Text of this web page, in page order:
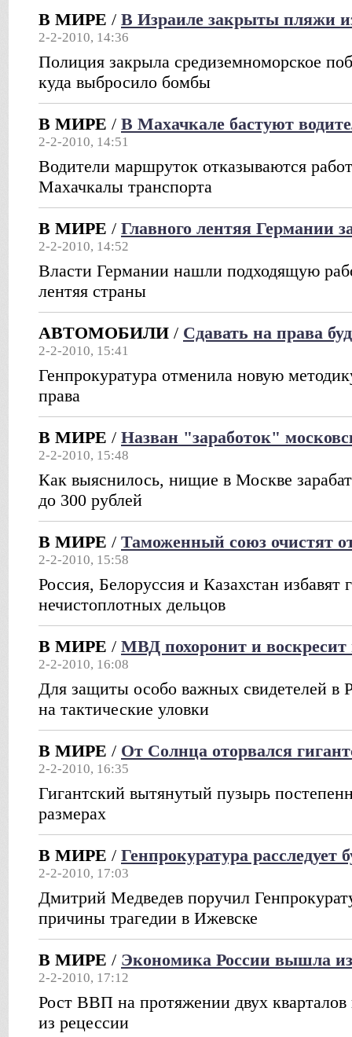
В МИРЕ / В Израиле закрыты пляжи
2-2-2010, 14:36
Полиция закрыла средиземноморское
куда выбросило бомбы
В МИРЕ / В Махачкале бастуют
2-2-2010, 14:51
Водители маршруток отказываются
Махачкалы транспорта
В МИРЕ / Главного лентяя Германии
2-2-2010, 14:52
Власти Германии нашли подходящую
лентяя страны
АВТОМОБИЛИ / Сдавать на права
2-2-2010, 15:41
Генпрокуратура отменила новую
права
В МИРЕ / Назван "заработок"
2-2-2010, 15:48
Как выяснилось, нищие в Москве
до 300 рублей
В МИРЕ / Таможенный союз очистят
2-2-2010, 15:58
Россия, Белоруссия и Казахстан избавят
нечистоплотных дельцов
В МИРЕ / МВД похоронит и
2-2-2010, 16:08
Для защиты особо важных свидетелей в
на тактические уловки
В МИРЕ / От Солнца оторвался
2-2-2010, 16:35
Гигантский вытянутый пузырь
размерах
В МИРЕ / Генпрокуратура расследует
2-2-2010, 17:03
Дмитрий Медведев поручил
причины трагедии в Ижевске
В МИРЕ / Экономика России вышла
2-2-2010, 17:12
Рост ВВП на протяжении двух кварталов
из рецессии